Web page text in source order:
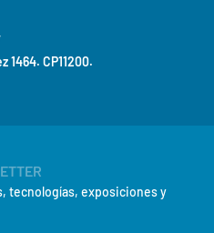
CP11200.
tecnologías, exposiciones y